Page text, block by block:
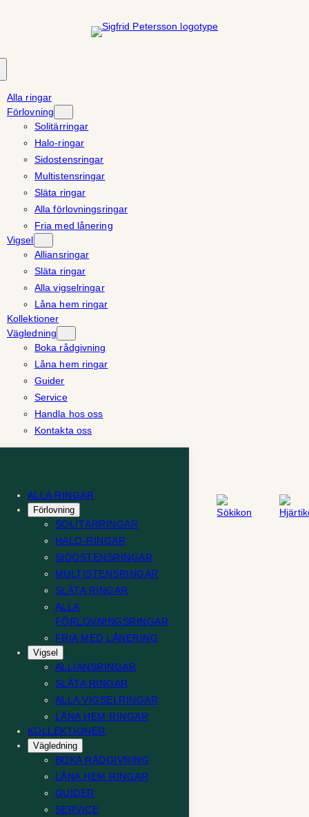
Alla ringar
Förlovning
Solitärringar
Halo-ringar
Sidostensringar
Multistensringar
Släta ringar
Alla förlovningsringar
Fria med lånering
Vigsel
Alliansringar
Släta ringar
Alla vigselringar
Låna hem ringar
Kollektioner
Vägledning
Boka rådgivning
Låna hem ringar
Guider
Service
Handla hos oss
Kontakta oss
ALLA RINGAR
Förlovning
SOLITÄRRINGAR
HALO-RINGAR
SIDOSTENSRINGAR
MULTISTENSRINGAR
SLÄTA RINGAR
ALLA
FÖRLOVNINGSRINGAR
FRIA MED LÅNERING
Vigsel
ALLIANSRINGAR
SLÄTA RINGAR
ALLA VIGSELRINGAR
LÅNA HEM RINGAR
KOLLEKTIONER
Vägledning
BOKA RÅDGIVNING
LÅNA HEM RINGAR
GUIDER
SERVICE